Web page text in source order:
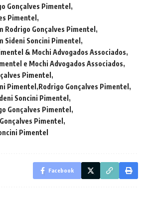
Gonçalves Pimentel
Pimentel
Rodrigo Gonçalves Pimentel
Sideni Soncini Pimentel
& Mochi Advogados Associados
e Mochi Advogados Associados
Pimentel
Pimentel Rodrigo Gonçalves Pimentel
Soncini Pimentel
Gonçalves Pimentel
Pimentel
Pimentel
Facebook